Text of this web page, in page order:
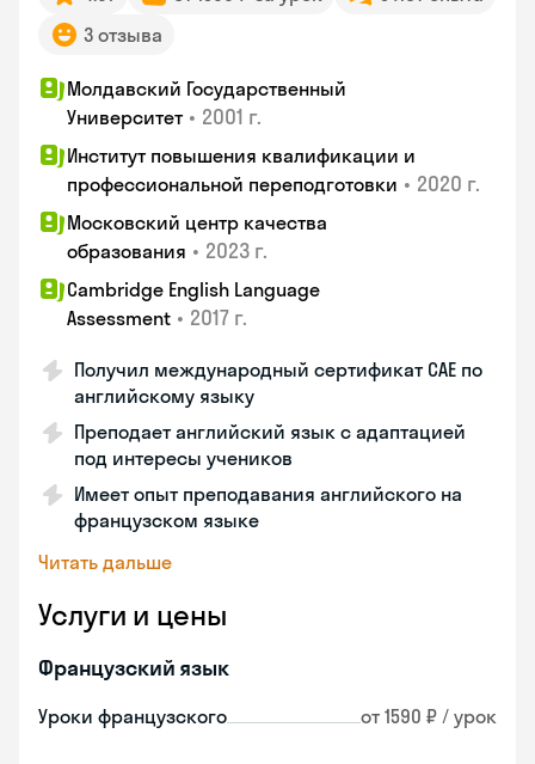
3 отзыва
Молдавский Государственный
Университет • 2001 г.
Институт повышения квалификации и
профессиональной переподготовки • 2020 г.
Московский центр качества
образования • 2023 г.
Cambridge English Language
Assessment • 2017 г.
Получил международный сертификат CAE по
английскому языку
Преподает английский язык с адаптацией
под интересы учеников
Имеет опыт преподавания английского на
французском языке
Читать дальше
Услуги и цены
Французский язык
Уроки французского от 1590 ₽ / урок